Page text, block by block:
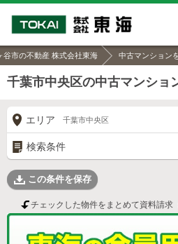
谷市の不動産 株式会社東海 中古マンション
千葉市中央区の中古マンショ
エリア 千葉市中央区
検索条件
この条件を保存
チェックした物件をまとめて資料請求